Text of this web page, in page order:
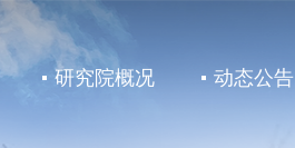
研究院概况 动态公告